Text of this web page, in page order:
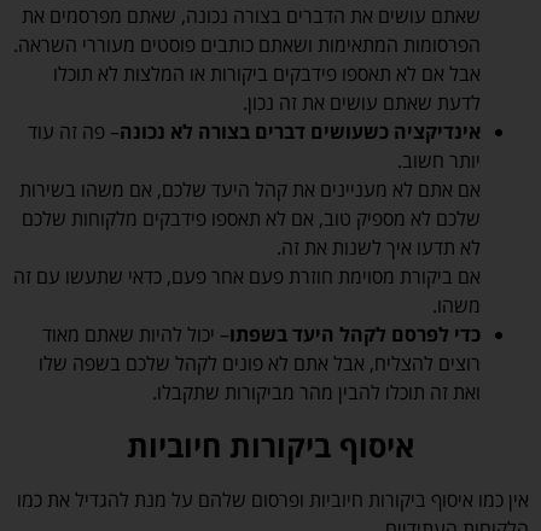
שאתם עושים את הדברים בצורה נכונה, שאתם מפרסמים את
הפרסומות המתאימות ושאתם כותבים פוסטים מעוררי השראה.
אבל אם לא תאספו פידבקים ביקורות או המלצות לא תוכלו
לדעת שאתם עושים את זה נכון.
אינדיקציה כשעושים דברים בצורה לא נכונה– פה זה עוד
יותר חשוב.
אם אתם לא מעניינים את קהל היעד שלכם, אם משהו בשירות
שלכם לא מספיק טוב, אם לא תאספו פידבקים מלקוחות שלכם
לא תדעו איך לשנות את זה.
אם ביקורת מסוימת חוזרת פעם אחר פעם, כדאי שתעשו עם זה
משהו.
כדי לפרסם לקהל היעד בשפתו– יכול להיות שאתם מאוד
רוצים להצליח, אבל אתם לא פונים לקהל שלכם בשפה שלו
ואת זה תוכלו להבין מהר מביקורות שתקבלו.
איסוף ביקורות חיוביות
אין כמו איסוף ביקורות חיוביות ופרסום שלהם על מנת להגדיל את כמו